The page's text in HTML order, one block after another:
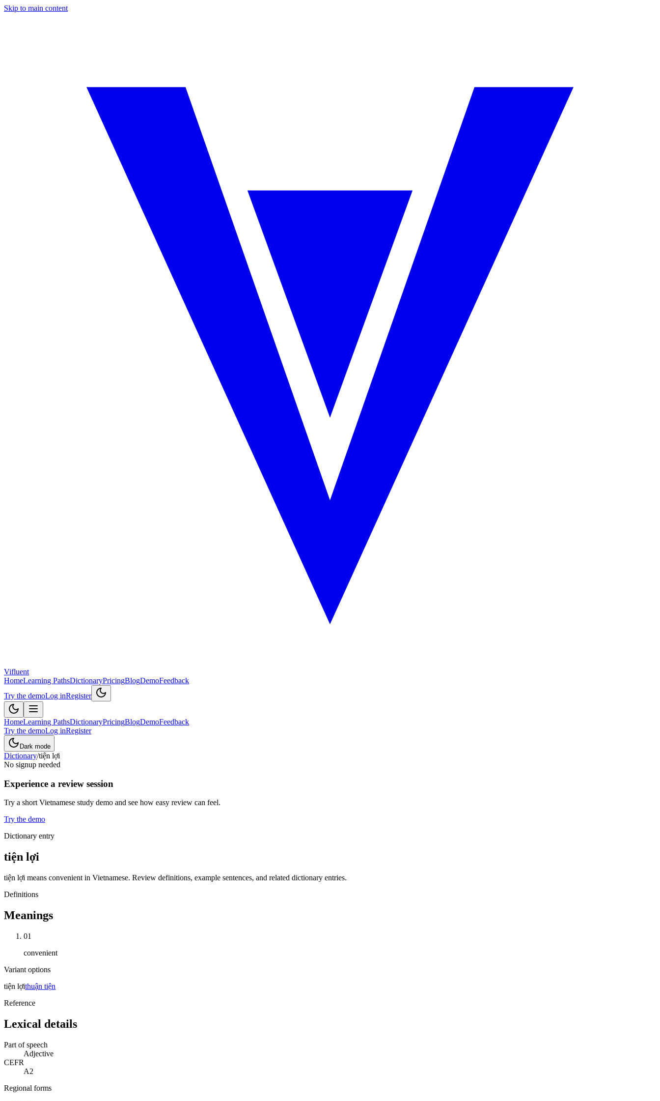
Skip to main content
Vifluent
HomeLearning PathsDictionaryPricingBlogDemoFeedback
Try the demoLog inRegister
HomeLearning PathsDictionaryPricingBlogDemoFeedback
Try the demoLog inRegister
Dark mode
Dictionary/tiện lợi
No signup needed
Experience a review session
Try a short Vietnamese study demo and see how easy review can feel.
Try the demo
Dictionary entry
tiện lợi
tiện lợi means convenient in Vietnamese. Review definitions, example sentences, and related dictionary entries.
Definitions
Meanings
01
convenient
Variant options
tiện lợithuận tiện
Reference
Lexical details
Part of speech
Adjective
CEFR
A2
Regional forms